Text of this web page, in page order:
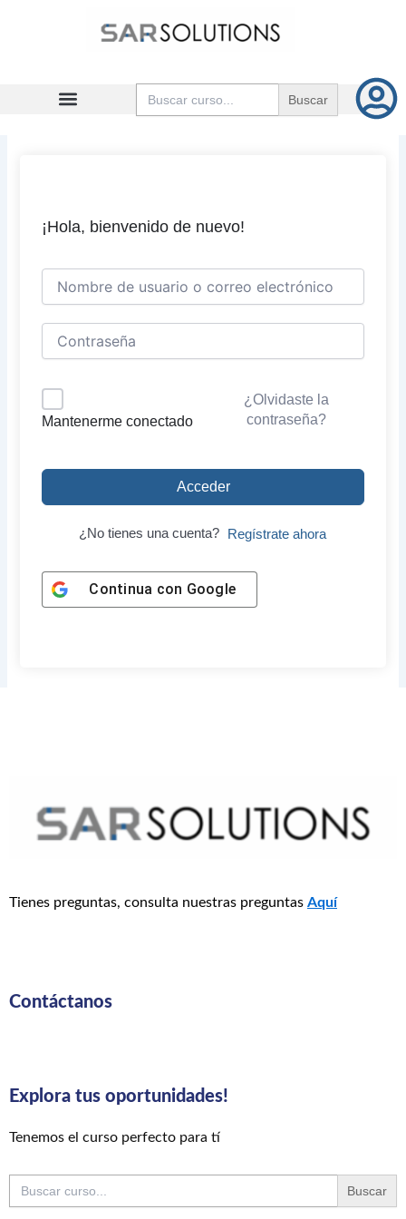
Buscar:
¡Hola, bienvenido de nuevo!
Mantenerme conectado
¿Olvidaste la
contraseña?
Acceder
¿No tienes una cuenta? Regístrate ahora
Continua con Google
Tienes preguntas, consulta nuestras preguntas Aquí
Contáctanos
Explora tus oportunidades!
Tenemos el curso perfecto para tí
Buscar: